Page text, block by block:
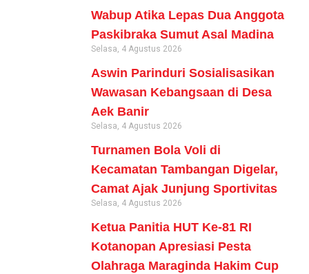
Wabup Atika Lepas Dua Anggota
Paskibraka Sumut Asal Madina
Selasa, 4 Agustus 2026
Aswin Parinduri Sosialisasikan
Wawasan Kebangsaan di Desa
Aek Banir
Selasa, 4 Agustus 2026
Turnamen Bola Voli di
Kecamatan Tambangan Digelar,
Camat Ajak Junjung Sportivitas
Selasa, 4 Agustus 2026
Ketua Panitia HUT Ke-81 RI
Kotanopan Apresiasi Pesta
Olahraga Maraginda Hakim Cup